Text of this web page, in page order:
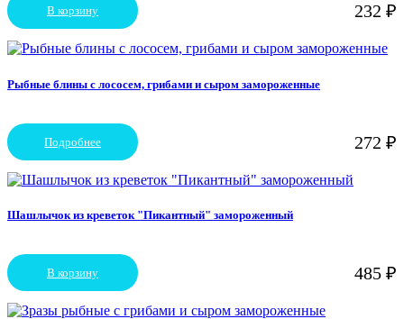
232 ₽
В корзину
Рыбные блины с лососем, грибами и сыром замороженные
272 ₽
Подробнее
Шашлычок из креветок "Пикантный" замороженный
485 ₽
В корзину